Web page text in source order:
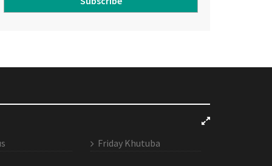
Friday Khutuba